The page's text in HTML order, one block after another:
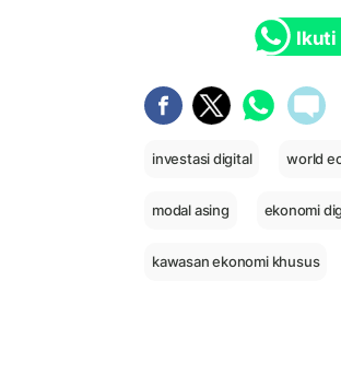
Ikuti
investasi digital world
modal asing ekonomi
kawasan ekonomi khusus